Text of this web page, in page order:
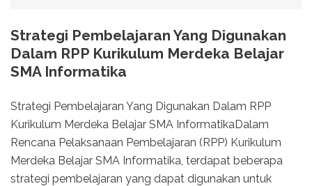
Strategi Pembelajaran Yang Digunakan
Dalam RPP Kurikulum Merdeka Belajar
SMA Informatika
Strategi Pembelajaran Yang Digunakan Dalam RPP
Kurikulum Merdeka Belajar SMA InformatikaDalam
Rencana Pelaksanaan Pembelajaran (RPP) Kurikulum
Merdeka Belajar SMA Informatika, terdapat beberapa
strategi pembelajaran yang dapat digunakan untuk